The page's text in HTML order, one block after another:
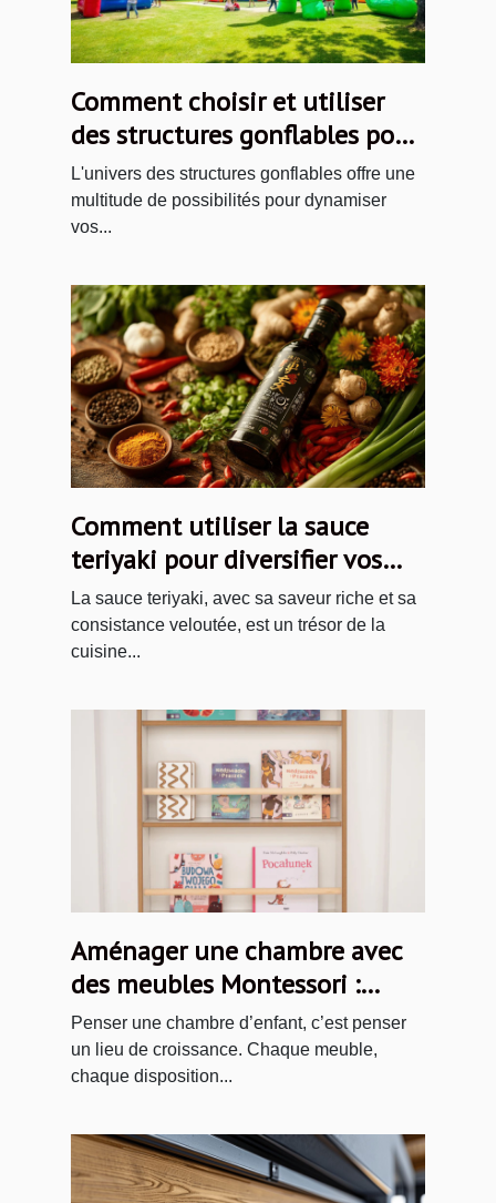
Comment choisir et utiliser
des structures gonflables pour
vos événements ?
L'univers des structures gonflables offre une
multitude de possibilités pour dynamiser
vos...
Comment utiliser la sauce
teriyaki pour diversifier vos
plats
La sauce teriyaki, avec sa saveur riche et sa
consistance veloutée, est un trésor de la
cuisine...
Aménager une chambre avec
des meubles Montessori :
idées et inspirations
Penser une chambre d’enfant, c’est penser
un lieu de croissance. Chaque meuble,
chaque disposition...